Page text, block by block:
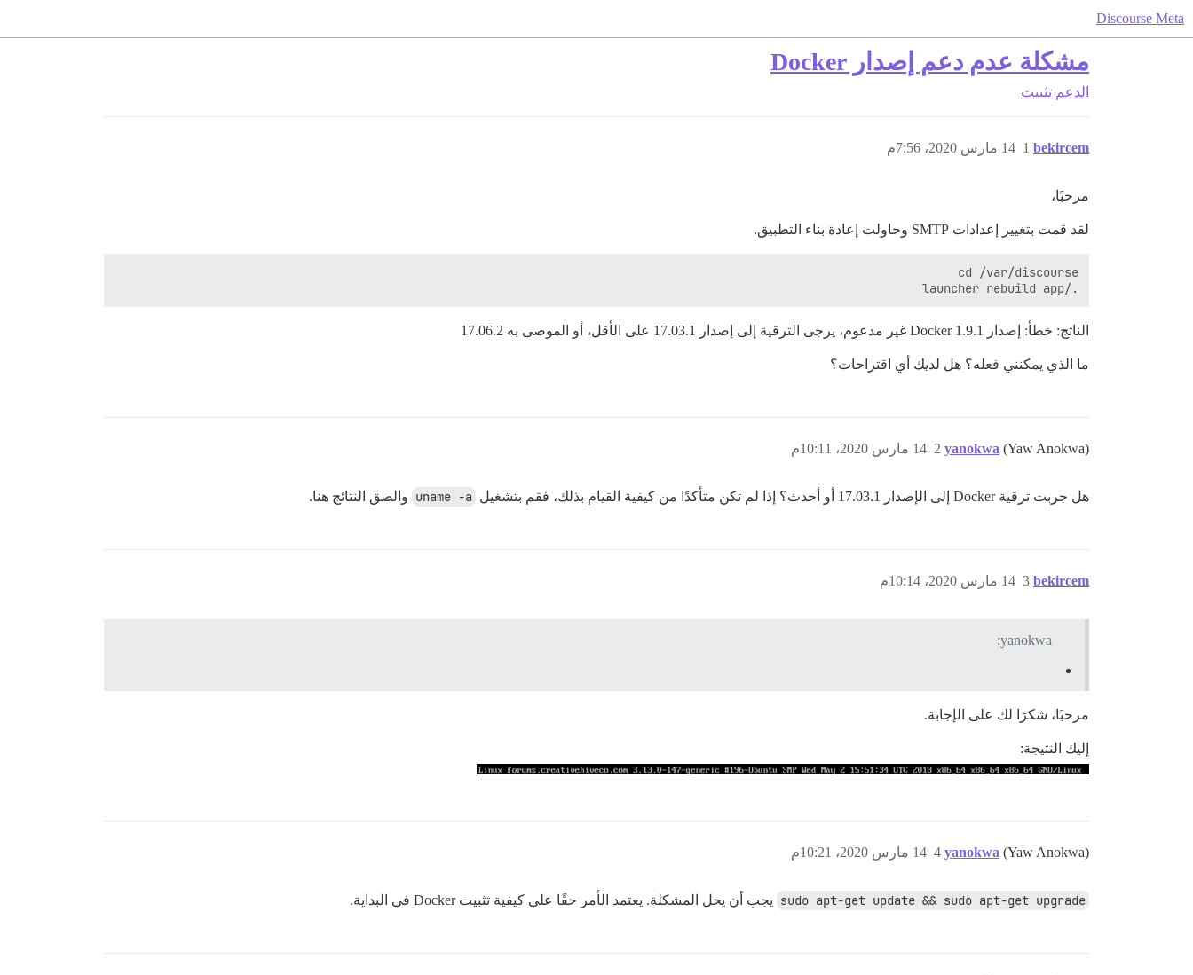
Discourse Meta
مشكلة عدم دعم إصدار Docker
الدعم تثبيت
bekircem 14 مارس 2020، 7:56م 1
مرحبًا،
لقد قمت بتغيير إعدادات SMTP وحاولت إعادة بناء التطبيق.
./launcher rebuild app
الناتج: خطأ: إصدار Docker 1.9.1 غير مدعوم، يرجى الترقية إلى إصدار 17.03.1 على الأقل، أو الموصى به 17.06.2
ما الذي يمكنني فعله؟ هل لديك أي اقتراحات؟
yanokwa (Yaw Anokwa) 14 مارس 2020، 10:11م 2
هل جربت ترقية Docker إلى الإصدار 17.03.1 أو أحدث؟ إذا لم تكن متأكدًا من كيفية القيام بذلك، فقم بتشغيل uname -a والصق النتائج هنا.
bekircem 14 مارس 2020، 10:14م 3
yanokwa:
مرحبًا، شكرًا لك على الإجابة.
إليك النتيجة:
yanokwa (Yaw Anokwa) 14 مارس 2020، 10:21م 4
sudo apt-get update && sudo apt-get upgrade يجب أن يحل المشكلة. يعتمد الأمر حقًا على كيفية تثبيت Docker في البداية.